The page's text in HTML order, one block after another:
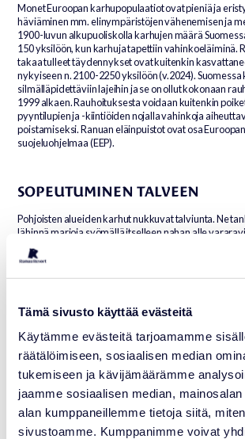
Tämä sivusto käyttää evästeitä
Käytämme evästeitä tarjoamamme
räätälöimiseen, sosiaalisen median
tukemiseen ja kävijämäärämme
jaamme sosiaalisen median,
alan kumppaneillemme tietoja siitä,
sivustoamme. Kumppanimme voivat
Monet Euroopan karhupopulaatiot ovat pieniä ja
häviäminen mm. elinympäristöjen vähenemisen ja
1900-luvun alkupuoliskolla karhujen määrä
150 yksilöön, kun karhuja tapettiin vahinkoeläiminä.
takaa tulleet täydennykset ovat kuitenkin
nykyiseen n. 2100-2250yksilöön (v.2024).
silmälläpidettäviin lajeihin ja se on ollut kokonaan
1999 alkaen. Rauhoituksesta voidaan kuitenkin
pyyntilupien ja -kiintiöiden nojalla vahinkoja
poistamiseksi. Ranuan eläinpuistot ovat osa
suojeluohjelmaa (EEP).
SOPEUTUMINEN TALVEEN
Pohjoisten alueiden karhut nukkuvat talviunta. Ne
lähinnä marjoja syömällä itselleen nahan alle
olla n. 30-35% karhun painosta. Talviunen aikana
eivätkä virtsaa.
RANUALLA
Ranuan eläinpuistossa asustaa naaraskarhu Malla,
vuonna 2008 Ähtärin eläinpuistossa.
RUSKEAKARHU